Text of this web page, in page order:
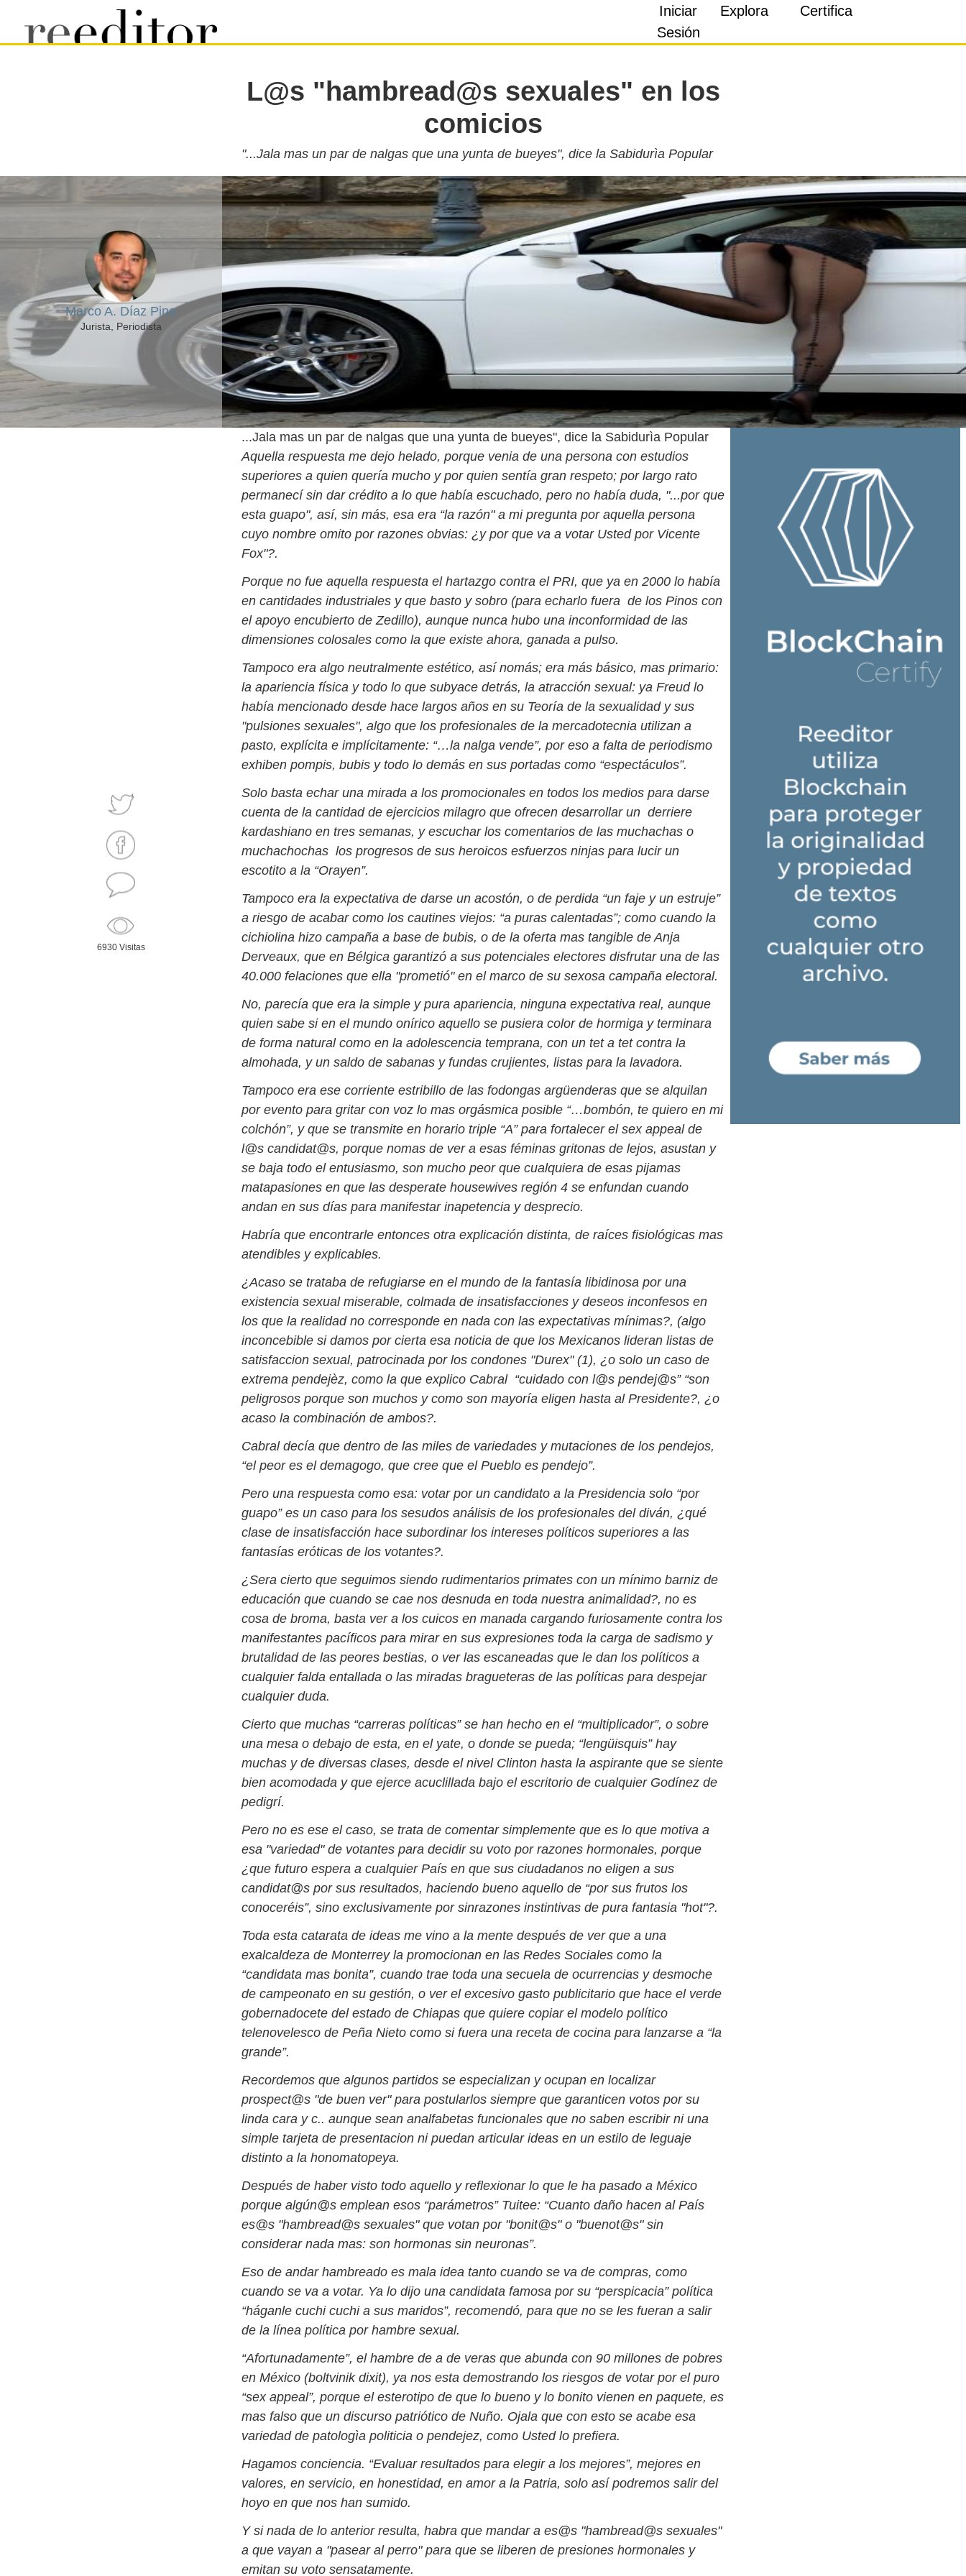
Iniciar
Sesión
Explora Certifica
Marco A. Díaz Pina
Jurista, Periodista
L@s "hambread@s sexuales" en los
comicios
"...Jala mas un par de nalgas que una yunta de bueyes", dice la Sabidurìa Popular
6930 Visitas
...Jala mas un par de nalgas que una yunta de bueyes", dice la Sabidurìa Popular
Aquella respuesta me dejo helado, porque venia de una persona con estudios
superiores a quien quería mucho y por quien sentía gran respeto; por largo rato
permanecí sin dar crédito a lo que había escuchado, pero no había duda, "...por que
esta guapo", así, sin más, esa era “la razón" a mi pregunta por aquella persona
cuyo nombre omito por razones obvias: ¿y por que va a votar Usted por Vicente
Fox"?.
Porque no fue aquella respuesta el hartazgo contra el PRI, que ya en 2000 lo había
en cantidades industriales y que basto y sobro (para echarlo fuera de los Pinos con
el apoyo encubierto de Zedillo), aunque nunca hubo una inconformidad de las
dimensiones colosales como la que existe ahora, ganada a pulso.
Tampoco era algo neutralmente estético, así nomás; era más básico, mas primario:
la apariencia física y todo lo que subyace detrás, la atracción sexual: ya Freud lo
había mencionado desde hace largos años en su Teoría de la sexualidad y sus
"pulsiones sexuales", algo que los profesionales de la mercadotecnia utilizan a
pasto, explícita e implícitamente: “…la nalga vende”, por eso a falta de periodismo
exhiben pompis, bubis y todo lo demás en sus portadas como “espectáculos”.
Solo basta echar una mirada a los promocionales en todos los medios para darse
cuenta de la cantidad de ejercicios milagro que ofrecen desarrollar un derriere
kardashiano en tres semanas, y escuchar los comentarios de las muchachas o
muchachochas los progresos de sus heroicos esfuerzos ninjas para lucir un
escotito a la “Orayen”.
Tampoco era la expectativa de darse un acostón, o de perdida “un faje y un estruje”
a riesgo de acabar como los cautines viejos: “a puras calentadas”; como cuando la
cichiolina hizo campaña a base de bubis, o de la oferta mas tangible de Anja
Derveaux, que en Bélgica garantizó a sus potenciales electores disfrutar una de las
40.000 felaciones que ella "prometió" en el marco de su sexosa campaña electoral.
No, parecía que era la simple y pura apariencia, ninguna expectativa real, aunque
quien sabe si en el mundo onírico aquello se pusiera color de hormiga y terminara
de forma natural como en la adolescencia temprana, con un tet a tet contra la
almohada, y un saldo de sabanas y fundas crujientes, listas para la lavadora.
Tampoco era ese corriente estribillo de las fodongas argüenderas que se alquilan
por evento para gritar con voz lo mas orgásmica posible “…bombón, te quiero en mi
colchón”, y que se transmite en horario triple “A” para fortalecer el sex appeal de
l@s candidat@s, porque nomas de ver a esas féminas gritonas de lejos, asustan y
se baja todo el entusiasmo, son mucho peor que cualquiera de esas pijamas
matapasiones en que las desperate housewives región 4 se enfundan cuando
andan en sus días para manifestar inapetencia y desprecio.
Habría que encontrarle entonces otra explicación distinta, de raíces fisiológicas mas
atendibles y explicables.
¿Acaso se trataba de refugiarse en el mundo de la fantasía libidinosa por una
existencia sexual miserable, colmada de insatisfacciones y deseos inconfesos en
los que la realidad no corresponde en nada con las expectativas mínimas?, (algo
inconcebible si damos por cierta esa noticia de que los Mexicanos lideran listas de
satisfaccion sexual, patrocinada por los condones "Durex" (1), ¿o solo un caso de
extrema pendejèz, como la que explico Cabral “cuidado con l@s pendej@s” “son
peligrosos porque son muchos y como son mayoría eligen hasta al Presidente?, ¿o
acaso la combinación de ambos?.
Cabral decía que dentro de las miles de variedades y mutaciones de los pendejos,
“el peor es el demagogo, que cree que el Pueblo es pendejo”.
Pero una respuesta como esa: votar por un candidato a la Presidencia solo “por
guapo” es un caso para los sesudos análisis de los profesionales del diván, ¿qué
clase de insatisfacción hace subordinar los intereses políticos superiores a las
fantasías eróticas de los votantes?.
¿Sera cierto que seguimos siendo rudimentarios primates con un mínimo barniz de
educación que cuando se cae nos desnuda en toda nuestra animalidad?, no es
cosa de broma, basta ver a los cuicos en manada cargando furiosamente contra los
manifestantes pacíficos para mirar en sus expresiones toda la carga de sadismo y
brutalidad de las peores bestias, o ver las escaneadas que le dan los políticos a
cualquier falda entallada o las miradas bragueteras de las políticas para despejar
cualquier duda.
Cierto que muchas “carreras políticas” se han hecho en el “multiplicador”, o sobre
una mesa o debajo de esta, en el yate, o donde se pueda; “lengüisquis” hay
muchas y de diversas clases, desde el nivel Clinton hasta la aspirante que se siente
bien acomodada y que ejerce acuclillada bajo el escritorio de cualquier Godínez de
pedigrí.
Pero no es ese el caso, se trata de comentar simplemente que es lo que motiva a
esa "variedad" de votantes para decidir su voto por razones hormonales, porque
¿que futuro espera a cualquier País en que sus ciudadanos no eligen a sus
candidat@s por sus resultados, haciendo bueno aquello de “por sus frutos los
conoceréis”, sino exclusivamente por sinrazones instintivas de pura fantasia "hot"?.
Toda esta catarata de ideas me vino a la mente después de ver que a una
exalcaldeza de Monterrey la promocionan en las Redes Sociales como la
“candidata mas bonita”, cuando trae toda una secuela de ocurrencias y desmoche
de campeonato en su gestión, o ver el excesivo gasto publicitario que hace el verde
gobernadocete del estado de Chiapas que quiere copiar el modelo político
telenovelesco de Peña Nieto como si fuera una receta de cocina para lanzarse a “la
grande”.
Recordemos que algunos partidos se especializan y ocupan en localizar
prospect@s "de buen ver" para postularlos siempre que garanticen votos por su
linda cara y c.. aunque sean analfabetas funcionales que no saben escribir ni una
simple tarjeta de presentacion ni puedan articular ideas en un estilo de leguaje
distinto a la honomatopeya.
Después de haber visto todo aquello y reflexionar lo que le ha pasado a México
porque algún@s emplean esos “parámetros” Tuitee: “Cuanto daño hacen al País
es@s "hambread@s sexuales" que votan por "bonit@s" o "buenot@s" sin
considerar nada mas: son hormonas sin neuronas”.
Eso de andar hambreado es mala idea tanto cuando se va de compras, como
cuando se va a votar. Ya lo dijo una candidata famosa por su “perspicacia” política
“háganle cuchi cuchi a sus maridos”, recomendó, para que no se les fueran a salir
de la línea política por hambre sexual.
“Afortunadamente”, el hambre de a de veras que abunda con 90 millones de pobres
en México (boltvinik dixit), ya nos esta demostrando los riesgos de votar por el puro
“sex appeal”, porque el esterotipo de que lo bueno y lo bonito vienen en paquete, es
mas falso que un discurso patriótico de Nuño. Ojala que con esto se acabe esa
variedad de patologìa politicia o pendejez, como Usted lo prefiera.
Hagamos conciencia. “Evaluar resultados para elegir a los mejores”, mejores en
valores, en servicio, en honestidad, en amor a la Patria, solo así podremos salir del
hoyo en que nos han sumido.
Y si nada de lo anterior resulta, habra que mandar a es@s "hambread@s sexuales"
a que vayan a "pasear al perro" para que se liberen de presiones hormonales y
emitan su voto sensatamente.